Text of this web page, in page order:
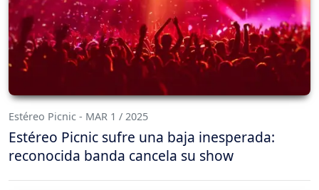
Estéreo Picnic - MAR 1 / 2025
Estéreo Picnic sufre una baja inesperada:
reconocida banda cancela su show